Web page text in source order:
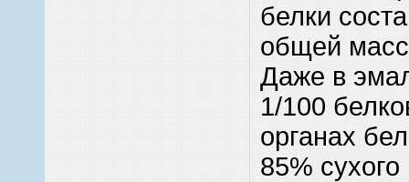
белки
общей
Даже в
1/100
органах
85%